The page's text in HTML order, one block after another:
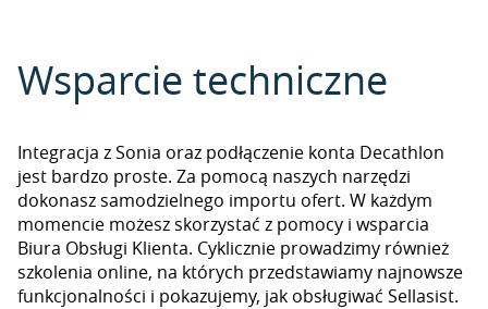
Wsparcie techniczne
Integracja z Sonia oraz podłączenie konta Decathlon
jest bardzo proste. Za pomocą naszych narzędzi
dokonasz samodzielnego importu ofert. W każdym
momencie możesz skorzystać z pomocy i wsparcia
Biura Obsługi Klienta. Cyklicznie prowadzimy również
szkolenia online, na których przedstawiamy najnowsze
funkcjonalności i pokazujemy, jak obsługiwać Sellasist.